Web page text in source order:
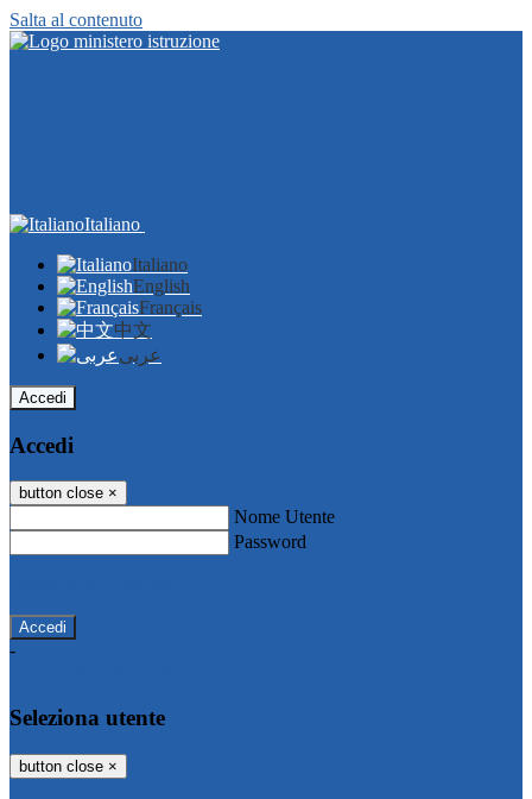
Salta al contenuto
Italiano
Italiano
English
Français
中文
عربى
Accedi
Accedi
button close ×
Nome Utente
Password
-
Seleziona utente
button close ×